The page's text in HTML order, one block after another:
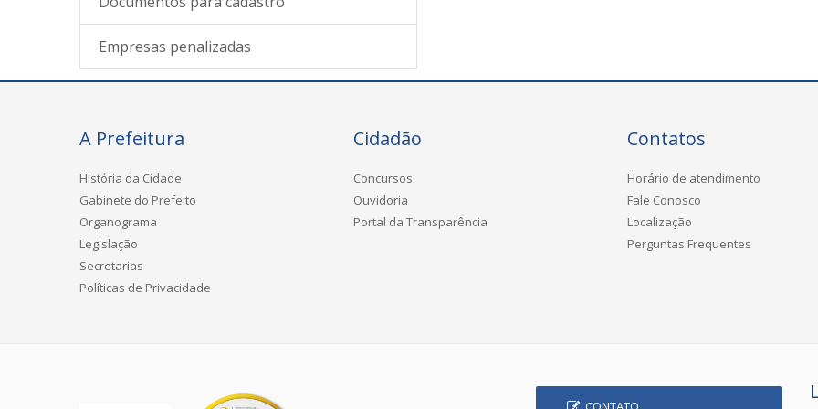
Empresas penalizadas
A Prefeitura
História da Cidade
Gabinete do Prefeito
Organograma
Legislação
Secretarias
Políticas de Privacidade
Cidadão
Concursos
Ouvidoria
Portal da Transparência
Contatos
Horário de atendimento
Fale Conosco
Localização
Perguntas Frequentes